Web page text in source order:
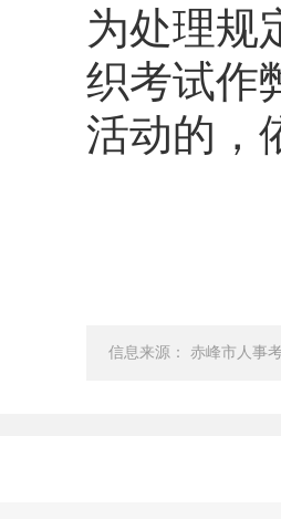
为处理规
织考试作
活动的，
信息来源： 赤峰市人事